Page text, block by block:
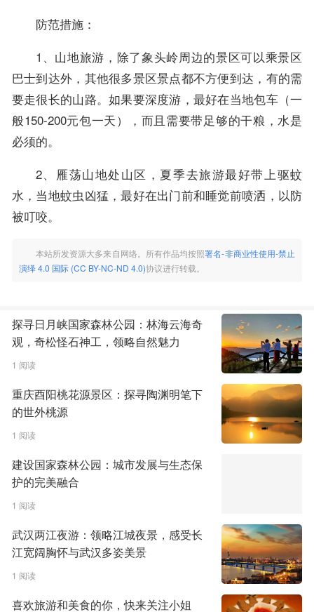
防范措施：
1、山地旅游，除了象头岭周边的景区可以乘景区
巴士到达外，其他很多景区景点都不方便到达，有的需
要走很长的山路。如果要深度游，最好在当地包车（一
般150-200元包一天），而且需要带足够的干粮，水是
必须的。
2、雁荡山地处山区，夏季去旅游最好带上驱蚊
水，当地蚊虫凶猛，最好在出门前和睡觉前喷洒，以防
被叮咬。
本站所发资源大多来自网络。所有作品均按照署名-非商业性使用-禁止
演绎 4.0 国际 (CC BY-NC-ND 4.0)协议进行转载。
探寻日月峡国家森林公园：林海云海奇
观，奇松怪石神工，领略自然魅力
1 阅读
重庆酉阳桃花源景区：探寻陶渊明笔下
的世外桃源
1 阅读
建设国家森林公园：城市发展与生态保
护的完美融合
1 阅读
武汉两江夜游：领略江城夜景，感受长
江宽阔胸怀与武汉多姿美景
1 阅读
喜欢旅游和美食的你，快来关注小姐